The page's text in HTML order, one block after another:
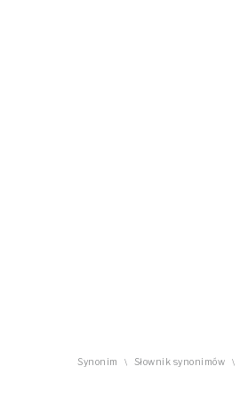
Synonim \ Słownik synonimów \